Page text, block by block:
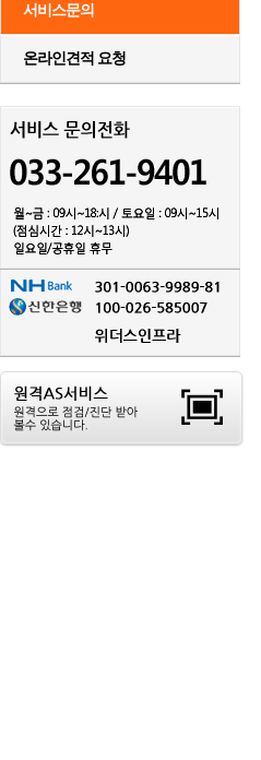
서비스문의
온라인견적 요청